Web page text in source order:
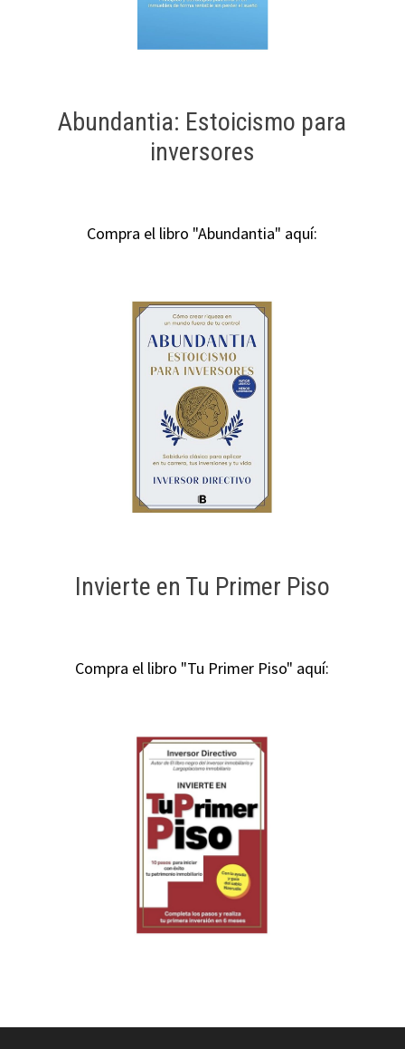
Abundantia: Estoicismo para
inversores
Compra el libro "Abundantia" aquí:
Invierte en Tu Primer Piso
Compra el libro "Tu Primer Piso" aquí: